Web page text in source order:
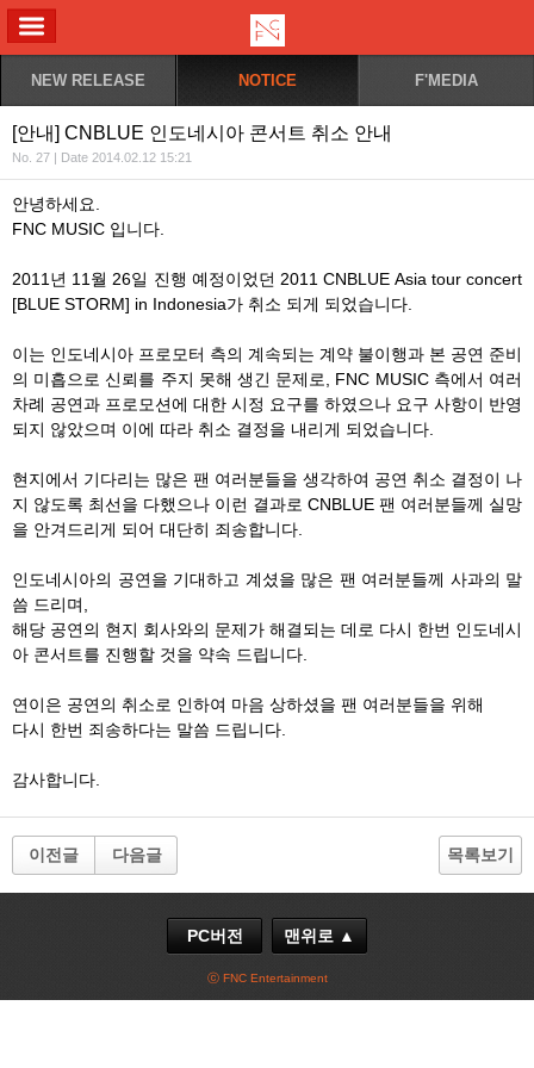
NEW RELEASE NOTICE F'MEDIA
[안내] CNBLUE 인도네시아 콘서트 취소 안내
No. 27 | Date 2014.02.12 15:21
안녕하세요.
FNC MUSIC 입니다.
2011년 11월 26일 진행 예정이었던 2011 CNBLUE Asia tour concert
[BLUE STORM] in Indonesia가 취소 되게 되었습니다.
이는 인도네시아 프로모터 측의 계속되는 계약 불이행과 본 공연 준비
의 미흡으로 신뢰를 주지 못해 생긴 문제로, FNC MUSIC 측에서 여러
차례 공연과 프로모션에 대한 시정 요구를 하였으나 요구 사항이 반영
되지 않았으며 이에 따라 취소 결정을 내리게 되었습니다.
현지에서 기다리는 많은 팬 여러분들을 생각하여 공연 취소 결정이 나
지 않도록 최선을 다했으나 이런 결과로 CNBLUE 팬 여러분들께 실망
을 안겨드리게 되어 대단히 죄송합니다.
인도네시아의 공연을 기대하고 계셨을 많은 팬 여러분들께 사과의 말
씀 드리며,
해당 공연의 현지 회사와의 문제가 해결되는 데로 다시 한번 인도네시
아 콘서트를 진행할 것을 약속 드립니다.
연이은 공연의 취소로 인하여 마음 상하셨을 팬 여러분들을 위해
다시 한번 죄송하다는 말씀 드립니다.
감사합니다.
이전글 다음글 목록보기
PC버전 맨위로 ▲
ⓒ FNC Entertainment